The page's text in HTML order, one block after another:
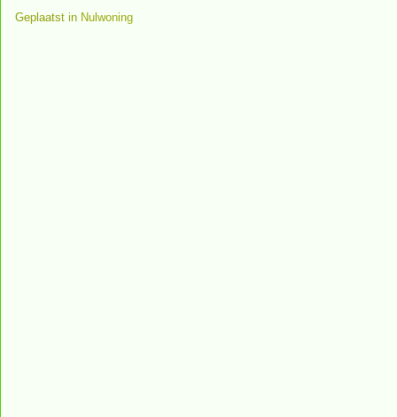
Geplaatst in Nulwoning